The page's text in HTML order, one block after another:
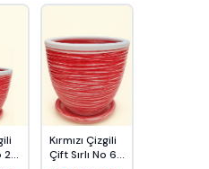
2
Kırmızı Çizgili
Çift Sırlı No 6